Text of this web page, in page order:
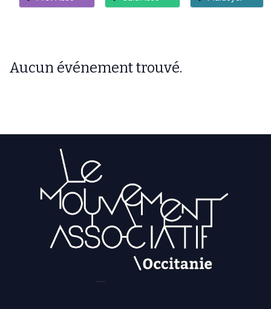
Aucun événement trouvé.